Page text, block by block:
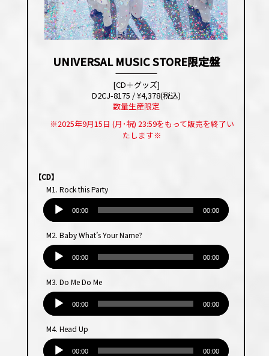
UNIVERSAL MUSIC STORE限定盤
[CD＋グッズ]
D2CJ-8175 / ¥4,378(税込)
数量生産限定
※2025年9月15日 (月･祝) 23:59をもって販売を終了い
たします※
【CD】
M1. Rock this Party
レー
ヤー
00:00 00:00
M2. Baby What’s Your Name?
レー
ヤー
00:00 00:00
M3. Do Me Do Me
レー
ヤー
00:00 00:00
M4. Head Up
00:00 00:00